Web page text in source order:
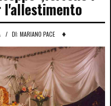
l'allestimento
/ DI: MARIANO PACE ♦